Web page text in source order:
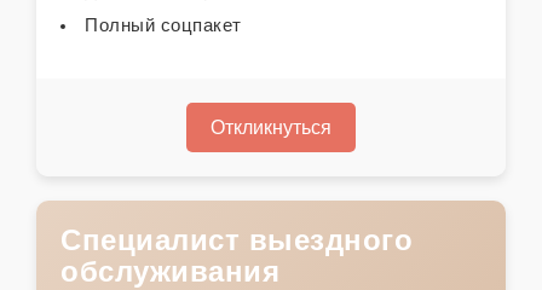
Полный соцпакет
Откликнуться
Специалист выездного
обслуживания